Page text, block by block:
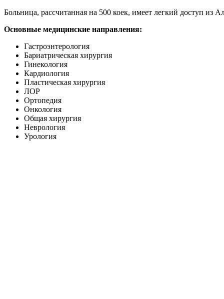
Больница, рассчитанная на 500 коек, имеет легкий доступ из
Основные медицинские направления:
Гастроэнтерология
Бариатрическая хирургия
Гинекология
Кардиология
Пластическая хирургия
ЛОР
Ортопедия
Онкология
Общая хирургия
Неврология
Урология